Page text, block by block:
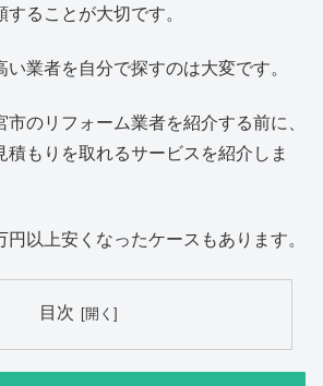
ることが大切です。
い業者を自分で探すのは大変です。
のリフォーム業者を紹介する前に、
積もりを取れるサービスを紹介しま
円以上安くなったケースもあります。
目次